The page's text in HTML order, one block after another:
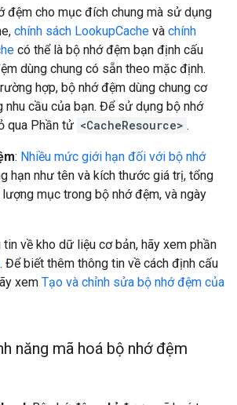
đệm cho mục đích chung mà sử dụng
chính sách LookupCache và chính
có thể là bộ nhớ đệm bạn định cấu
dùng chung có sẵn theo mặc định.
hợp, bộ nhớ đệm dùng chung cơ
nhu cầu của bạn. Để sử dụng bộ nhớ
qua Phần tử <CacheResource> .
: Nhiều mức giới hạn đối với bộ nhớ
hạn như tên và kích thước giá trị, tổng
mục trong bộ nhớ đệm, và ngày
về kho dữ liệu cơ bản, hãy xem phần
. Để biết thêm thông tin về cách định cấu
xem Tạo và chỉnh sửa bộ nhớ đệm của
năng mã hoá bộ nhớ đệm